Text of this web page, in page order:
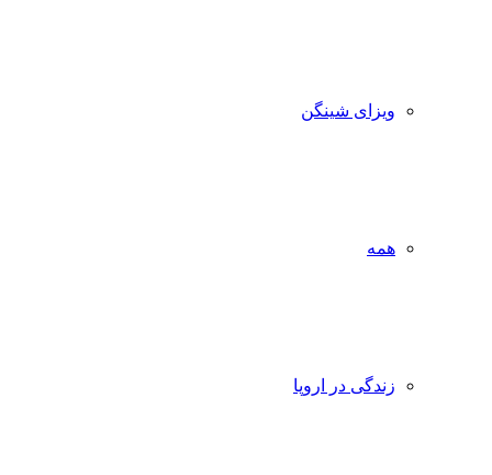
ویزای شینگن
همه
زندگی در اروپا